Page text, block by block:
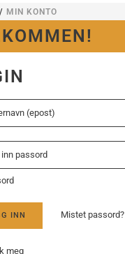
/ MIN KONTO
INN Mistet passord?
meg